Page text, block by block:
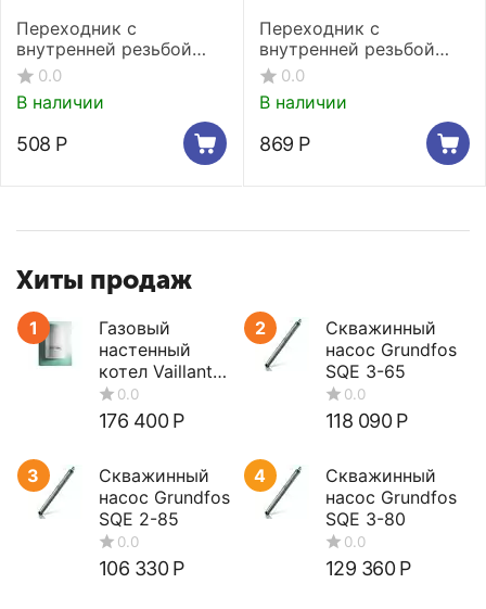
Переходник с
внутренней резьбой
Stout 25xRp 3/4"
0.0
В наличии
508 Р
Переходник с
внутренней резьбой
Stout 32xRp 1"
0.0
В наличии
869 Р
Хиты продаж
1
Газовый
настенный
котел Vaillant
turboTEC plus
VUW 362/5-5
176 400 Р
2
Скважинный
насос Grundfos
SQE 3-65
118 090 Р
3
Скважинный
насос Grundfos
SQE 2-85
106 330 Р
4
Скважинный
насос Grundfos
SQE 3-80
129 360 Р